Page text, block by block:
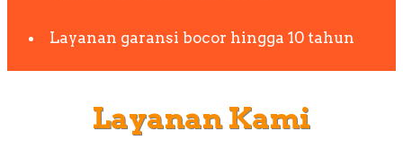
Layanan garansi bocor hingga 10 tahun
Layanan Kami